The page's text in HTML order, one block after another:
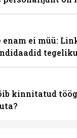
enam ei müü:
kinnitatud